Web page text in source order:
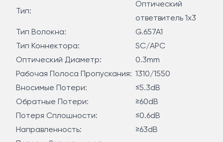
Тип:
Оптический
ответвитель 1x3
Тип Волокна:
G.657A1
Тип Коннектора:
SC/APC
Оптический Диаметр:
0.3mm
Рабочая Полоса Пропускания: 1310/1550
Вносимые Потери:
≤5.3dB
Обратные Потери:
≥60dB
Потеря Сплошности:
≤0.6dB
Направленность:
≥63dB